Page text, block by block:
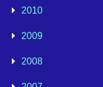
2010
2009
2008